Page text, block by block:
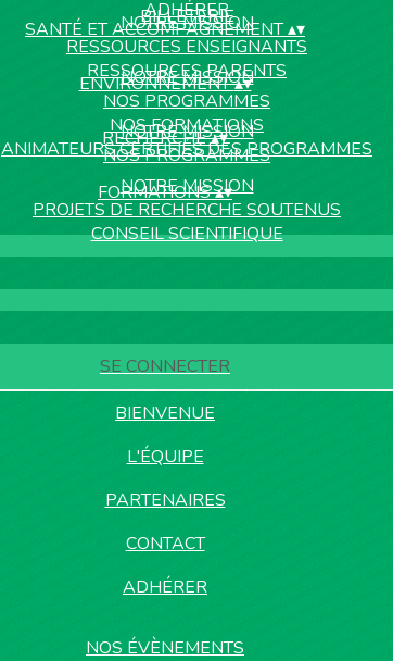
ADHÉRER
BILLETERIE
NOTRE MISSION
RESSOURCES ENSEIGNANTS
RESSOURCES PARENTS
SANTÉ ET ACCOMPAGNEMENT▴▾
NOTRE MISSION
NOS PROGRAMMES
NOS FORMATIONS
ANIMATEURS CERTIFIÉS DES PROGRAMMES
ENVIRONNEMENT▴▾
NOTRE MISSION
NOS PROGRAMMES
RECHERCHE▴▾
NOTRE MISSION
PROJETS DE RECHERCHE SOUTENUS
CONSEIL SCIENTIFIQUE
FORMATIONS▴▾
SE CONNECTER
BIENVENUE
L'ÉQUIPE
PARTENAIRES
CONTACT
ADHÉRER
NOS ÉVÈNEMENTS